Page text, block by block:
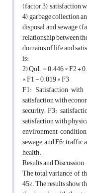
(factor 3), satisfaction
4), garbage collection
disposal and sewage
relationship between
domains of life and
is:
2) QoL = 0.446 × F2 +
× F1 − 0.019 × F3
F1: Satisfaction with
satisfaction with
security; F3:
satisfaction with
environment
sewage; and F6: traffic
health.
Results and Discussion
The total variance of
45%. The results show